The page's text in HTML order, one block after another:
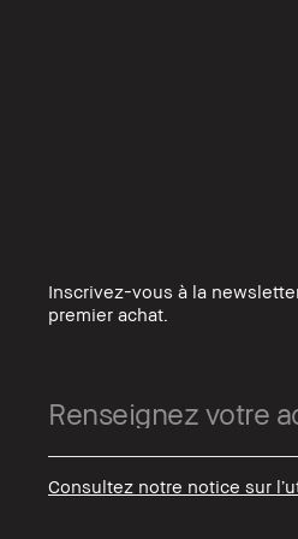
Inscrivez-vous à la
premier achat.
Consultez notre notice sur